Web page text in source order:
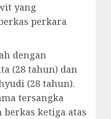
yang
perkara
dengan
(28 tahun) dan
(28 tahun).
tersangka
berkas ketiga atas